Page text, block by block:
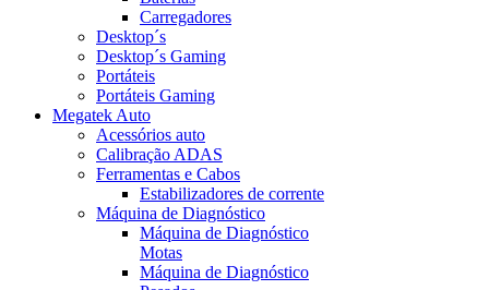
Carregadores
Desktop´s
Desktop´s Gaming
Portáteis
Portáteis Gaming
Megatek Auto
Acessórios auto
Calibração ADAS
Ferramentas e Cabos
Estabilizadores de corrente
Máquina de Diagnóstico
Máquina de Diagnóstico
Motas
Máquina de Diagnóstico